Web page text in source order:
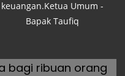
keuangan.Ketua Umum -
Bapak Taufiq
bagi ribuan orang